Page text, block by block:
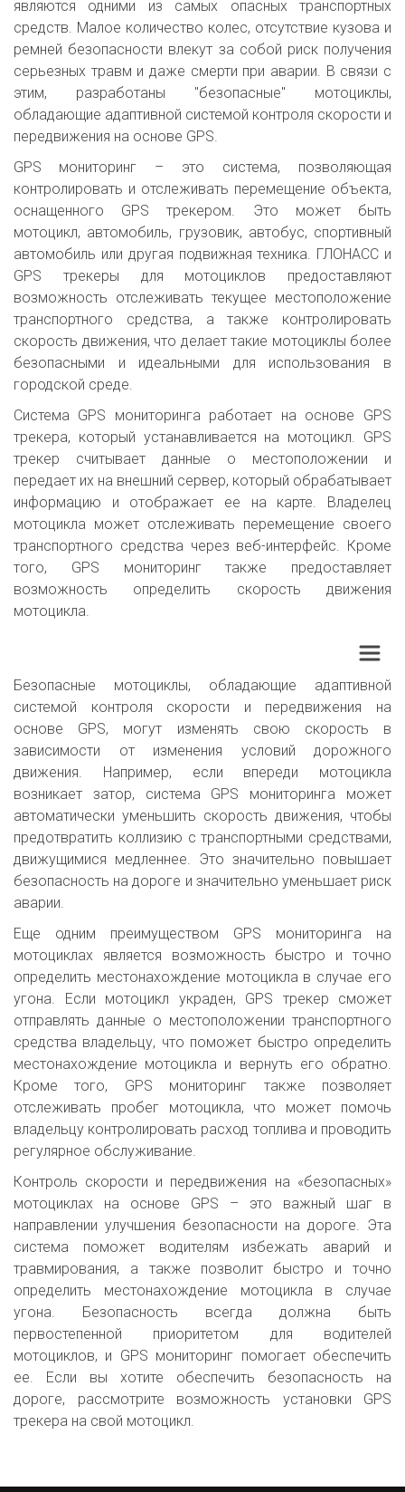
являются одними из самых опасных транспортных
средств. Малое количество колес, отсутствие кузова и
ремней безопасности влекут за собой риск получения
серьезных травм и даже смерти при аварии. В связи с
этим, разработаны "безопасные" мотоциклы,
обладающие адаптивной системой контроля скорости и
передвижения на основе GPS.
GPS мониторинг – это система, позволяющая
контролировать и отслеживать перемещение объекта,
оснащенного GPS трекером. Это может быть
мотоцикл, автомобиль, грузовик, автобус, спортивный
автомобиль или другая подвижная техника. ГЛОНАСС и
GPS трекеры для мотоциклов предоставляют
возможность отслеживать текущее местоположение
транспортного средства, а также контролировать
скорость движения, что делает такие мотоциклы более
безопасными и идеальными для использования в
городской среде.
Система GPS мониторинга работает на основе GPS
трекера, который устанавливается на мотоцикл. GPS
трекер считывает данные о местоположении и
передает их на внешний сервер, который обрабатывает
информацию и отображает ее на карте. Владелец
мотоцикла может отслеживать перемещение своего
транспортного средства через веб-интерфейс. Кроме
того, GPS мониторинг также предоставляет
возможность определить скорость движения
мотоцикла.
Безопасные мотоциклы, обладающие адаптивной
системой контроля скорости и передвижения на
основе GPS, могут изменять свою скорость в
зависимости от изменения условий дорожного
движения. Например, если впереди мотоцикла
возникает затор, система GPS мониторинга может
автоматически уменьшить скорость движения, чтобы
предотвратить коллизию с транспортными средствами,
движущимися медленнее. Это значительно повышает
безопасность на дороге и значительно уменьшает риск
аварии.
Еще одним преимуществом GPS мониторинга на
мотоциклах является возможность быстро и точно
определить местонахождение мотоцикла в случае его
угона. Если мотоцикл украден, GPS трекер сможет
отправлять данные о местоположении транспортного
средства владельцу, что поможет быстро определить
местонахождение мотоцикла и вернуть его обратно.
Кроме того, GPS мониторинг также позволяет
отслеживать пробег мотоцикла, что может помочь
владельцу контролировать расход топлива и проводить
регулярное обслуживание.
Контроль скорости и передвижения на «безопасных»
мотоциклах на основе GPS – это важный шаг в
направлении улучшения безопасности на дороге. Эта
система поможет водителям избежать аварий и
травмирования, а также позволит быстро и точно
определить местонахождение мотоцикла в случае
угона. Безопасность всегда должна быть
первостепенной приоритетом для водителей
мотоциклов, и GPS мониторинг помогает обеспечить
ее. Если вы хотите обеспечить безопасность на
дороге, рассмотрите возможность установки GPS
трекера на свой мотоцикл.